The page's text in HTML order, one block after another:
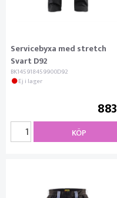
Servicebyxa med stretch
Svart D92
BK145918459900D92
Ej i lager
883
KÖP